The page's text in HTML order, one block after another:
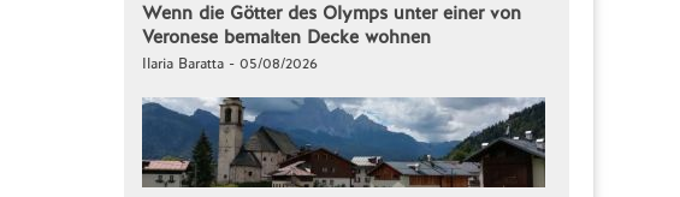
Wenn die Götter des Olymps unter einer von
Veronese bemalten Decke wohnen
Ilaria Baratta - 05/08/2026